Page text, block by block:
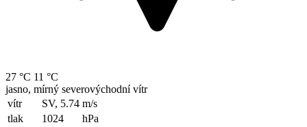
27 °C 11 °C
jasno, mírný severovýchodní vítr
vítr
SV, 5.74 m/s
tlak
1024
hPa